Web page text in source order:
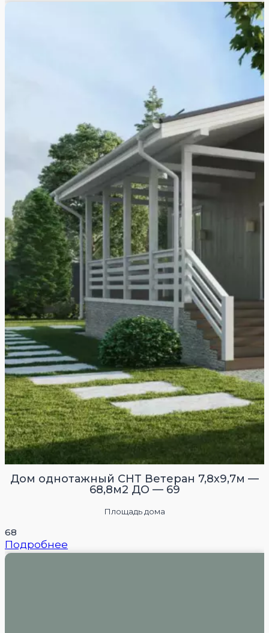
Дом однотажный СНТ Ветеран 7,8х9,7м —
68,8м2 ДО — 69
Площадь дома
68
Подробнее